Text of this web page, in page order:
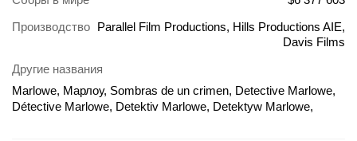
Производство Parallel Film Productions, Hills Productions AIE,
Davis Films
Другие названия
Marlowe, Марлоу, Sombras de un crimen, Detective Marlowe,
Détective Marlowe, Detektiv Marlowe, Detektyw Marlowe,